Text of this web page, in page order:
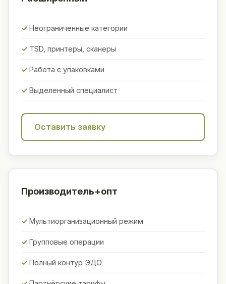
Неограниченные категории
TSD, принтеры, сканеры
Работа с упаковками
Выделенный специалист
Оставить заявку
Производитель+опт
Мультиорганизационный режим
Групповые операции
Полный контур ЭДО